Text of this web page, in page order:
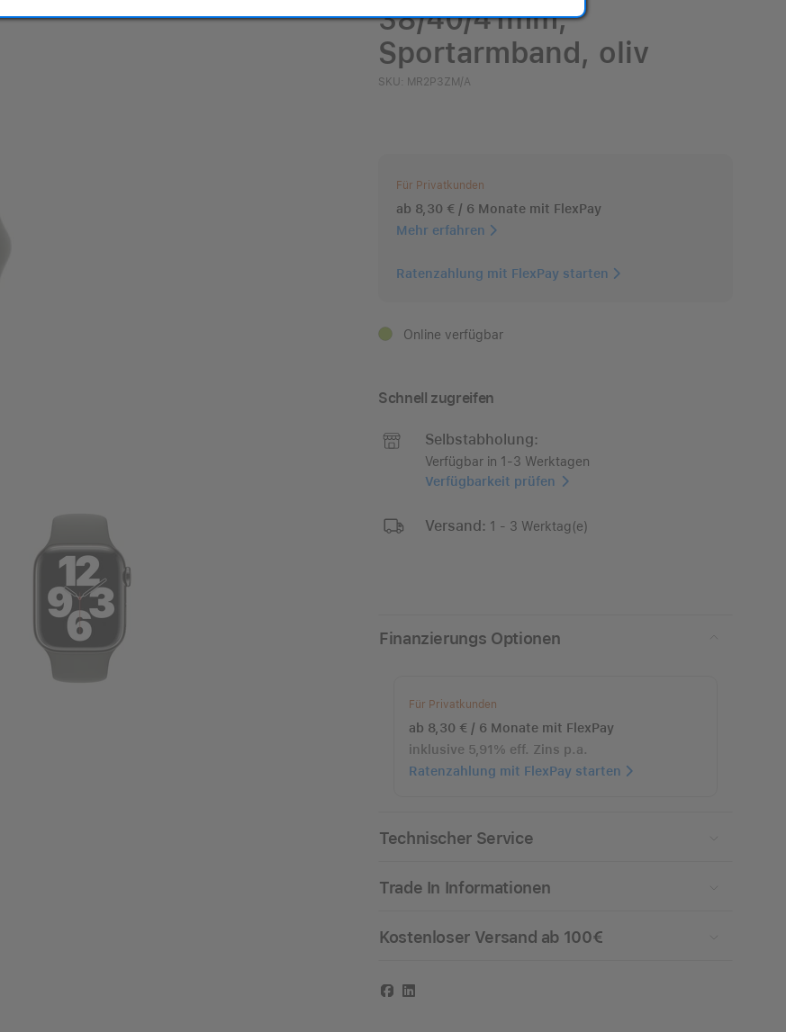
38/40/41mm,
Sportarmband, oliv
SKU: MR2P3ZM/A
Für Privatkunden
ab 8,30 € / 6 Monate mit FlexPay
Mehr erfahren
Ratenzahlung mit FlexPay starten
Online verfügbar
Schnell zugreifen
Selbstabholung:
Verfügbar in 1-3 Werktagen
Verfügbarkeit prüfen
Versand: 1 - 3 Werktag(e)
Finanzierungs Optionen
Für Privatkunden
ab 8,30 € / 6 Monate mit FlexPay
inklusive 5,91% eff. Zins p.a.
Ratenzahlung mit FlexPay starten
Technischer Service
Trade In Informationen
Kostenloser Versand ab 100€
Facebook
LinkedIn